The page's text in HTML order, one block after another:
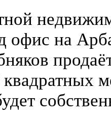
офис на